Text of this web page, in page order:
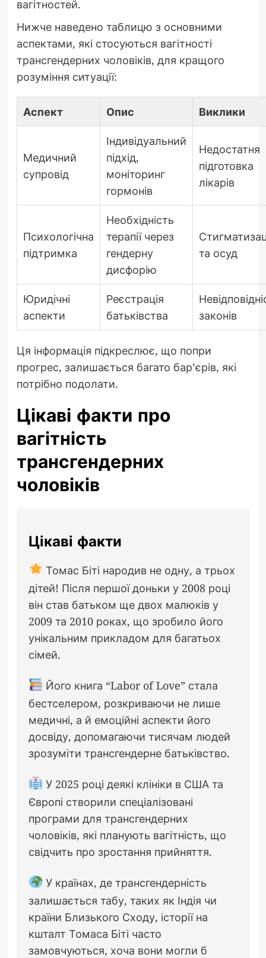
вагітностей.
Нижче наведено таблицю з основними
аспектами, які стосуються вагітності
трансгендерних чоловіків, для кращого
розуміння ситуації:
Аспект Опис Виклики
Медичний
супровід
Індивідуальний
підхід,
моніторинг
гормонів
Недостатня
підготовка
лікарів
Психологічна
підтримка
Необхідність
терапії через
гендерну
дисфорію
та осуд
Юридічні
аспекти
Реєстрація
батьківства
законів
Ця інформація підкреслює, що попри
прогрес, залишається багато бар’єрів, які
потрібно подолати.
Цікаві факти про
вагітність
трансгендерних
чоловіків
Цікаві факти
Томас Біті народив не одну, а трьох
дітей! Після першої доньки у 2008 році
він став батьком ще двох малюків у
2009 та 2010 роках, що зробило його
унікальним прикладом для багатьох
сімей.
Його книга “Labor of Love” стала
бестселером, розкриваючи не лише
медичні, а й емоційні аспекти його
досвіду, допомагаючи тисячам людей
зрозуміти трансгендерне батьківство.
У 2025 році деякі клініки в США та
Європі створили спеціалізовані
програми для трансгендерних
чоловіків, які планують вагітність, що
свідчить про зростання прийняття.
У країнах, де трансгендерність
залишається табу, таких як Індія чи
країни Близького Сходу, історії на
кшталт Томаса Біті часто
замовчуються, хоча вони могли б